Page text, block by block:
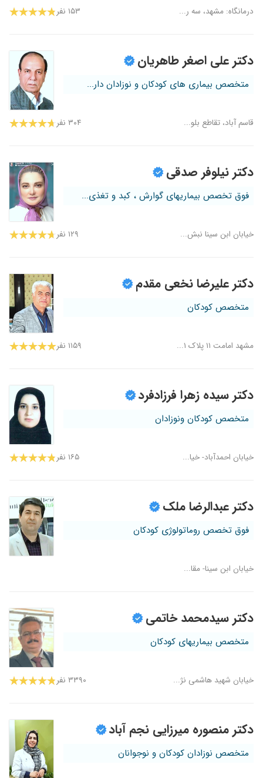
درمانگاه: مشهد، سه ر... ۱۵۳ نفر
دکتر علی اصغر طاهریان
متخصص بیماری های کودکان و نوزادان دار...
قاسم آباد، تقاطع بلو... ۳۰۴ نفر
دکتر نیلوفر صدقی
فوق تخصص بیماریهای گوارش ، کبد و تغذی...
خیابان ابن سینا نبش... ۱۲۹ نفر
دکتر علیرضا نخعی مقدم
متخصص کودکان
مشهد امامت ۱۱ پلاک ۱... ۱۱۵۹ نفر
دکتر سیده زهرا فرزادفرد
متخصص کودکان ونوزادان
خیابان احمدآباد- خیا... ۱۶۵ نفر
دکتر عبدالرضا ملک
فوق تخصص روماتولوژی کودکان
خیابان ابن سینا- مقا...
دکتر سیدمحمد خاتمی
متخصص بیماریهای کودکان
خیابان شهید هاشمی نژ... ۳۳۹۰ نفر
دکتر منصوره میرزایی نجم آباد
متخصص نوزادان کودکان و نوجوانان